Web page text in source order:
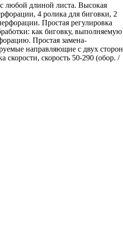
любой длиной листа. Высокая
4 ролика для биговки, 2
Простая регулировка
как биговку, выполняемую
Простая замена-
направляющие с двух сторон
скорости, скорость 50-290 (обор. /